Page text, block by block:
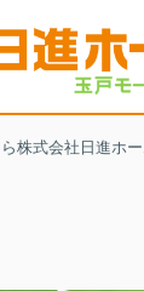
株式会社日進ホ